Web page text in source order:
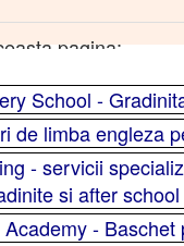
pagina: